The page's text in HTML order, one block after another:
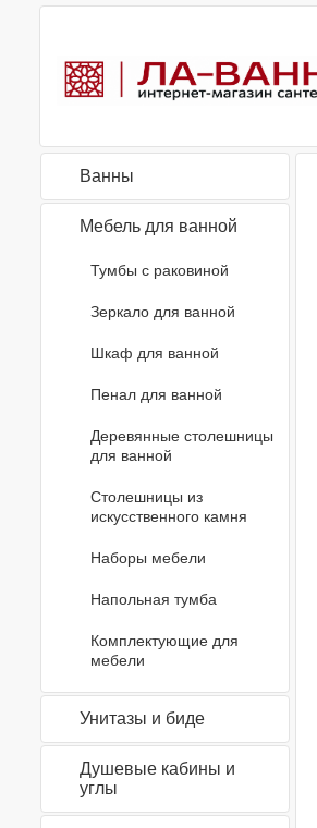
Ванны
Мебель для ванной
Тумбы с раковиной
Зеркало для ванной
Шкаф для ванной
Пенал для ванной
Деревянные столешницы
для ванной
Столешницы из
искусственного камня
Наборы мебели
Напольная тумба
Комплектующие для
мебели
Унитазы и биде
Душевые кабины и
углы